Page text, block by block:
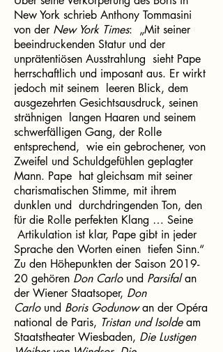
New York schrieb Anthony Tommasini
von der New York Times: „Mit seiner
beeindruckenden Statur und der
unprätentiösen Ausstrahlung sieht Pape
herrschaftlich und imposant aus. Er wirkt
jedoch mit seinem leeren Blick, dem
ausgezehrten Gesichtsausdruck, seinen
strähnigen langen Haaren und seinem
schwerfälligen Gang, der Rolle
entsprechend, wie ein gebrochener, von
Zweifel und Schuldgefühlen geplagter
Mann. Pape hat gleichsam mit seiner
charismatischen Stimme, mit ihrem
dunklen und durchdringenden Ton, den
für die Rolle perfekten Klang … Seine
Artikulation ist klar, Pape gibt in jeder
Sprache den Worten einen tiefen Sinn.“
Zu den Höhepunkten der Saison 2019-
20 gehören Don Carlound Parsifalan
der Wiener Staatsoper, Don
Carlound Boris Godunowan der Opéra
national de Paris, Tristan und Isoldeam
Staatstheater Wiesbaden, Die Lustigen